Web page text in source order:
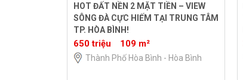
HOT ĐẤT NỀN 2 MẶT TIỀN – VIEW
SÔNG ĐÀ CỰC HIẾM TẠI TRUNG TÂM
TP. HÒA BÌNH!
650 triệu 109 m²
Thành Phố Hòa Bình - Hòa Bình